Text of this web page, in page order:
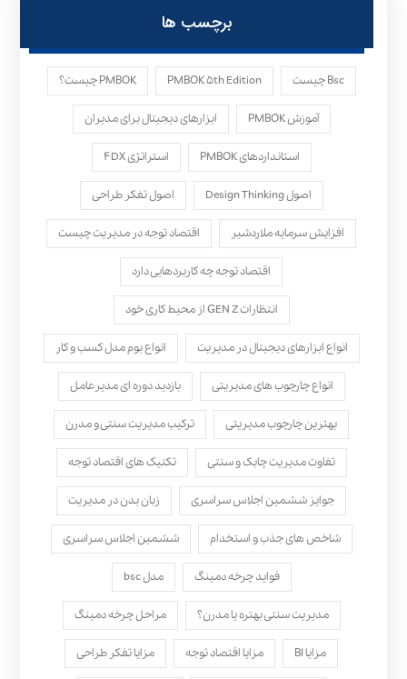
برچسب ها
Bsc چیست PMBOK ۵th Edition PMBOK چیست؟
آموزش PMBOK ابزارهای دیجیتال برای مدیران
استانداردهای PMBOK استراتژی ۴DX
اصول Design Thinking اصول تفکر طراحی
افزایش سرمایه ملاردشیر اقتصاد توجه در مدیریت چیست
اقتصاد توجه چه کاربردهایی دارد
انتظارات GEN Z از محیط کاری خود
انواع ابزارهای دیجیتال در مدیریت انواع بوم مدل کسب‌ و کار
انواع چارچوب های مدیریتی بازدید دوره ای مدیرعامل
بهترین چارچوب مدیریتی ترکیب مدیریت سنتی و مدرن
تفاوت مدیریت چابک و سنتی تکنیک های اقتصاد توجه
جوایز ششمین اجلاس سراسری زبان بدن در مدیریت
شاخص های جذب و استخدام ششمین اجلاس سراسری
فواید چرخه دمینگ مدل bsc
مدیریت سنتی بهتره یا مدرن؟ مراحل چرخه دمینگ
مزایا BI مزایا اقتصاد توجه مزایا تفکر طراحی